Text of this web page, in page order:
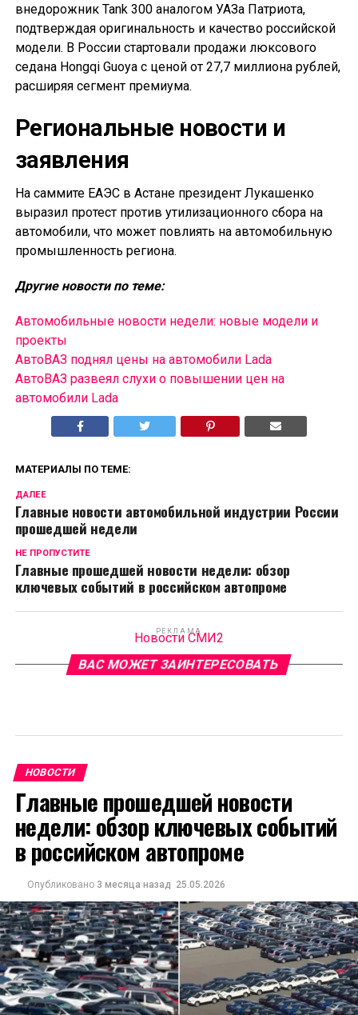
внедорожник Tank 300 аналогом УАЗа Патриота,
подтверждая оригинальность и качество российской
модели. В России стартовали продажи люксового
седана Hongqi Guoya с ценой от 27,7 миллиона рублей,
расширяя сегмент премиума.
Региональные новости и
заявления
На саммите ЕАЭС в Астане президент Лукашенко
выразил протест против утилизационного сбора на
автомобили, что может повлиять на автомобильную
промышленность региона.
Другие новости по теме:
Автомобильные новости недели: новые модели и
проекты
АвтоВАЗ поднял цены на автомобили Lada
АвтоВАЗ развеял слухи о повышении цен на
автомобили Lada
МАТЕРИАЛЫ ПО ТЕМЕ:
ДАЛЕЕ
Главные новости автомобильной индустрии России
прошедшей недели
НЕ ПРОПУСТИТЕ
Главные прошедшей новости недели: обзор
ключевых событий в российском автопроме
РЕКЛАМА
Новости СМИ2
ВАС МОЖЕТ ЗАИНТЕРЕСОВАТЬ
НОВОСТИ
Главные прошедшей новости
недели: обзор ключевых событий
в российском автопроме
Опубликовано 3 месяца назад 25.05.2026